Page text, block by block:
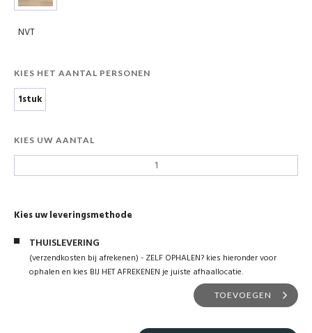
NVT
KIES HET AANTAL PERSONEN
1stuk
KIES UW AANTAL
Kies uw leveringsmethode
THUISLEVERING
(verzendkosten bij afrekenen) - ZELF OPHALEN? kies hieronder voor
ophalen en kies BIJ HET AFREKENEN je juiste afhaallocatie.
TOEVOEGEN